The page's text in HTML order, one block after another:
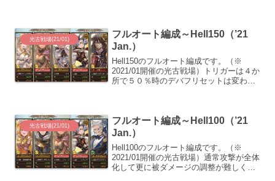
して、具体的なアクションア...
光古戦場(21/01)
フルオート編成～Hell150（’21
Jan.）
Hell150のフルオート編成です。（※
2021/01開催の光古戦場）トリガーは４か
所で５０％時のデバフリセットは変わら
デバフなの...
光古戦場(21/01)
フルオート編成～Hell100（’21
Jan.）
Hell100のフルオート編成です。（※
2021/01開催の光古戦場）通常攻撃が全体
化して更に被ダメージの調整が難しくな